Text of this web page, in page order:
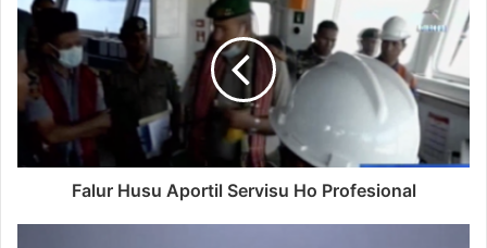
Falur Husu Aportil Servisu Ho Profesional